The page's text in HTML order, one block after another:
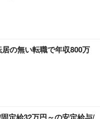
の無い転職で年収800万